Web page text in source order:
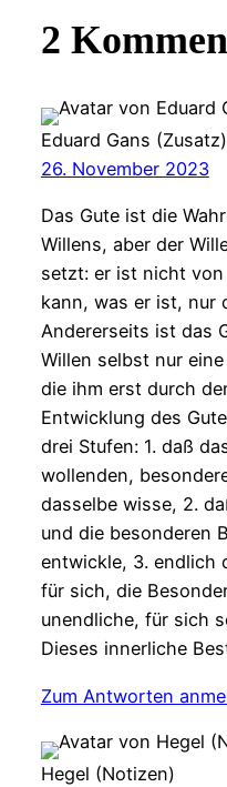
2
Eduard Gans (Zusatz)
26. November 2023
Das Gute ist die
Willens, aber der
setzt: er ist nicht
kann, was er ist, nur
Andererseits ist das
Willen selbst nur
die ihm erst durch
Entwicklung des
drei Stufen: 1. daß
wollenden,
dasselbe wisse, 2.
und die besonderen
entwickle, 3. endlich
für sich, die
unendliche, für sich
Dieses innerliche
Zum Antworten
Hegel (Notizen)